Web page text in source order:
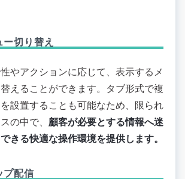
ー切り替え
やアクションに応じて、表示するメ
えることができます。タブ形式で複
設置することも可能なため、限られ
の中で、 顧客が必要とする情報へ迷
きる快適な操作環境を提供します。
プ配信